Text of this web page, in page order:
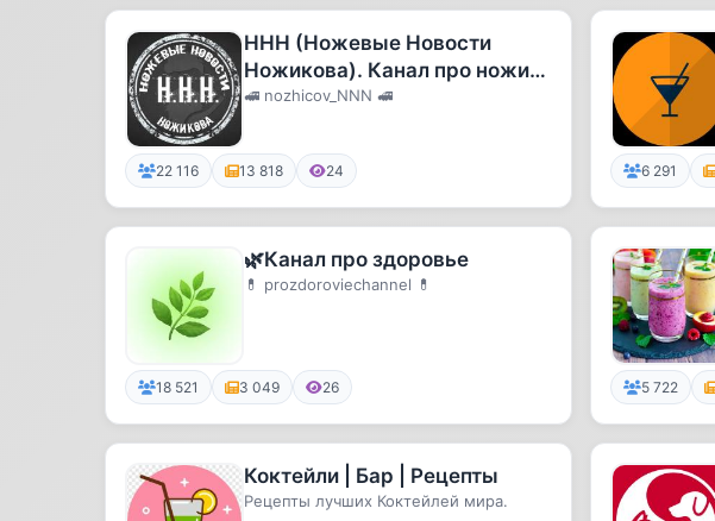
ННН (Ножевые Новости
Ножикова). Канал про ножи,
о ножах и околоножевой
🚅 nozhicov_NNN 🚅
22 116 13 818 24 6 291
🌿Канал про здоровье
💊 prozdoroviechannel 💊
18 521 3 049 26 5 722
Коктейли | Бар | Рецепты
Рецепты лучших Коктейлей мира.